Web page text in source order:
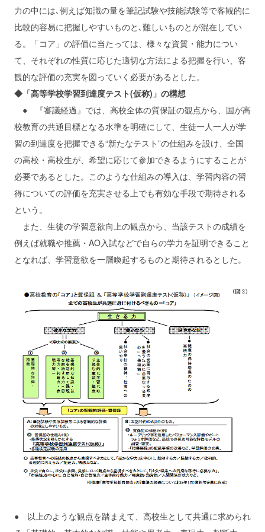
力の中には､例えば知識の量を筆記試験や技能試験等で客観的に
比較的容易に把握しやすいものと､難しいものとが混在してい
る。「コア」の評価に当たっては、様々な資質・能力につい
て、それぞれの性質に応じた適切な方法による把握を行い、客
観的な評価の充実を図っていく必要があるとした。
◆「高等学校学習到達度テスト(仮称)」の構想
● 『審議経過』では、高校全体の質保証の観点から、国が高
校教育の共通目標となる水準を明確にして、生徒一人一人が学
習の到達度を把握できる“新たなテスト”の仕組みを設け、全国
の高校・高校生が、希望に応じて参加できるようにすることが
必要であるとした。このような仕組みの導入は、学習内容の習
得についての評価を充実させる上でも有効な手段で期待される
という。
また、生徒の学習意欲向上の観点から、当該テストの成績を
例えば就職や推薦・AO入試などで自らの学力を証明できること
となれば、学習意欲を一層喚起するものと期待されるとした。
● 以上のような観点を踏まえて、高校生として共通に求められ